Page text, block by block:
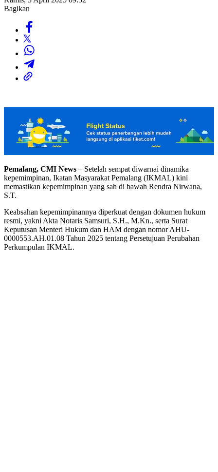
Bagikan
Pemalang, CMI News – Setelah sempat diwarnai dinamika
kepemimpinan, Ikatan Masyarakat Pemalang (IKMAL) kini
memastikan kepemimpinan yang sah di bawah Rendra Nirwana,
S.T.
Keabsahan kepemimpinannya diperkuat dengan dokumen hukum
resmi, yakni Akta Notaris Samsuri, S.H., M.Kn., serta Surat
Keputusan Menteri Hukum dan HAM dengan nomor AHU-
0000553.AH.01.08 Tahun 2025 tentang Persetujuan Perubahan
Perkumpulan IKMAL.